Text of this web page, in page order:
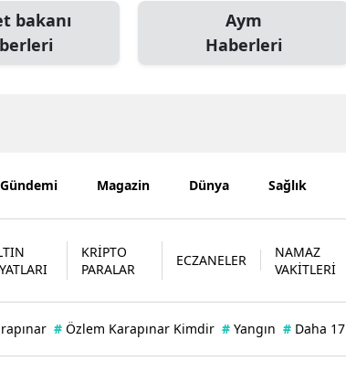
Elazığ
Gümüşhane
Hatay
Isparta
bakanı
Aym
Haberleri
Magazin Dünya Sağlık
KRİPTO
PARALAR
ECZANELER
NAMAZ
VAKİTLERİ
# Özlem Karapınar Kimdir # Yangın # Daha 17